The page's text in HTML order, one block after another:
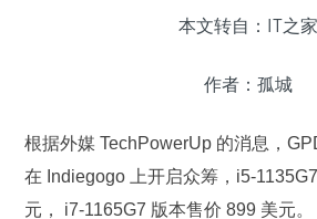
本文转自：IT之家
作者：孤城
根据外媒 TechPowerUp 的消息，
在 Indiegogo 上开启众筹，i5-
元， i7-1165G7 版本售价 899 美元。